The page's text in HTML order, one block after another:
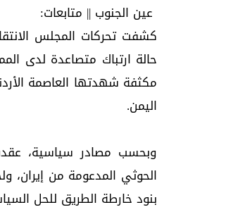
عين الجنوب || متابعات:
كشفت تحركات المجلس
حالة ارتباك متصاعدة لدى
اليمن.
وبحسب مصادر سياسية، عقدت
الحوثي المدعومة من إيران،
بنود خارطة الطريق للحل